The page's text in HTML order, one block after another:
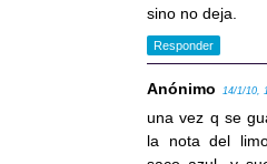
sino no deja.
Responder
Anónimo 14/1/10,
una vez q se
la nota del